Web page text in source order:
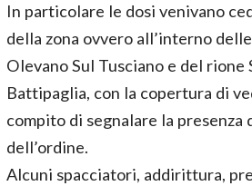
In particolare le dosi venivano
della zona ovvero all’interno
Olevano Sul Tusciano e del rione
Battipaglia, con la copertura di
compito di segnalare la presenza
dell’ordine.
Alcuni spacciatori, addirittura,